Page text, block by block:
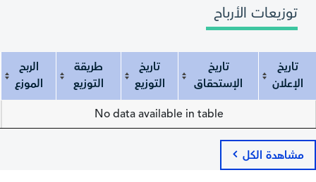
توزيعات الأرباح
تاريخ
الإعلان
تاريخ
الإستحقاق
تاريخ
التوزيع
طريقة
التوزيع
الربح
الموزع
تاريخ الإعلان
تاريخ الإستحقاق تاريخ التوزيع طريقة التوزيع الربح الموزع
No data available in table
مشاهدة الكل